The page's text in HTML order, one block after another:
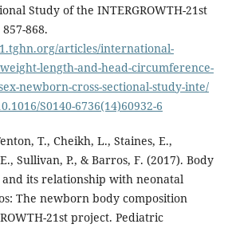
Study of the INTERGROWTH-21st
868.
articles/international-
length-and-head-circumference-
newborn-cross-sectional-study-inte/
S0140-6736(14)60932-6
T., Cheikh, L., Staines, E.,
Sullivan, P., & Barros, F. (2017). Body
its relationship with neonatal
The newborn body composition
21st project. Pediatric